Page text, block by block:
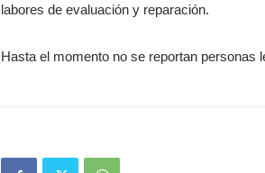
labores de evaluación y reparación.
Hasta el momento no se reportan personas